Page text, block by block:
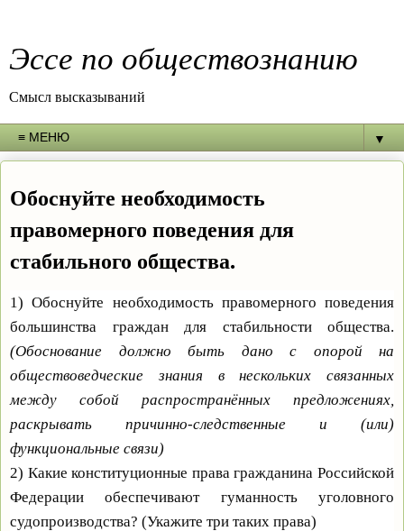
Эссе по обществознанию
Смысл высказываний
▼
Обоснуйте необходимость
правомерного поведения для
стабильного общества.
1) Обоснуйте необходимость правомерного поведения
большинства граждан для стабильности общества.
(Обоснование должно быть дано с опорой на
обществоведческие знания в нескольких связанных
между собой распространённых предложениях,
раскрывать причинно-следственные и (или)
функциональные связи)
2) Какие конституционные права гражданина Российской
Федерации обеспечивают гуманность уголовного
судопроизводства? (Укажите три таких права)